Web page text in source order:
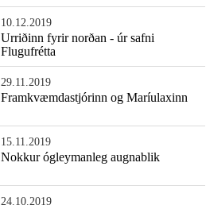
10.12.2019
Urriðinn fyrir norðan - úr safni
Flugufrétta
29.11.2019
Framkvæmdastjórinn og Maríulaxinn
15.11.2019
Nokkur ógleymanleg augnablik
24.10.2019